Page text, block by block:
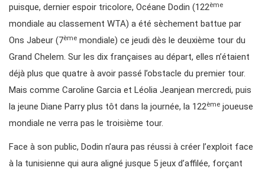
puisque, dernier espoir tricolore, Océane Dodin (122ème
mondiale au classement WTA) a été sèchement battue par
Ons Jabeur (7ème mondiale) ce jeudi dès le deuxième tour du
Grand Chelem. Sur les dix françaises au départ, elles n’étaient
déjà plus que quatre à avoir passé l’obstacle du premier tour.
Mais comme Caroline Garcia et Léolia Jeanjean mercredi, puis
la jeune Diane Parry plus tôt dans la journée, la 122ème joueuse
mondiale ne verra pas le troisième tour.
Face à son public, Dodin n’aura pas réussi à créer l’exploit face
à la tunisienne qui aura aligné jusque 5 jeux d’affilée, forçant